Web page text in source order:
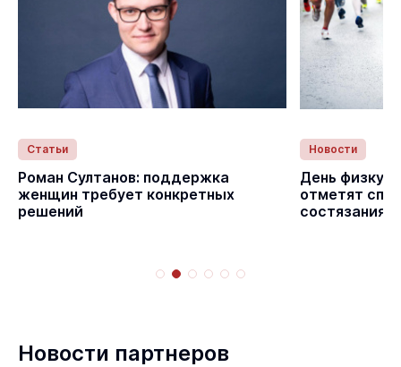
Статьи
Роман Султанов: поддержка
женщин требует конкретных
решений
Новости
День
отметят
Новости партнеров